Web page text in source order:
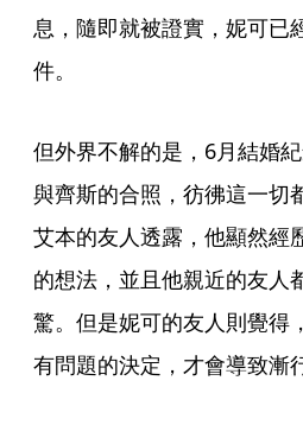
息，隨即就被證實，妮可已
件。
但外界不解的是，6月結婚
與齊斯的合照，彷彿這一切
艾本的友人透露，他顯然經
的想法，並且他親近的友人
驚。但是妮可的友人則覺得
有問題的決定，才會導致漸